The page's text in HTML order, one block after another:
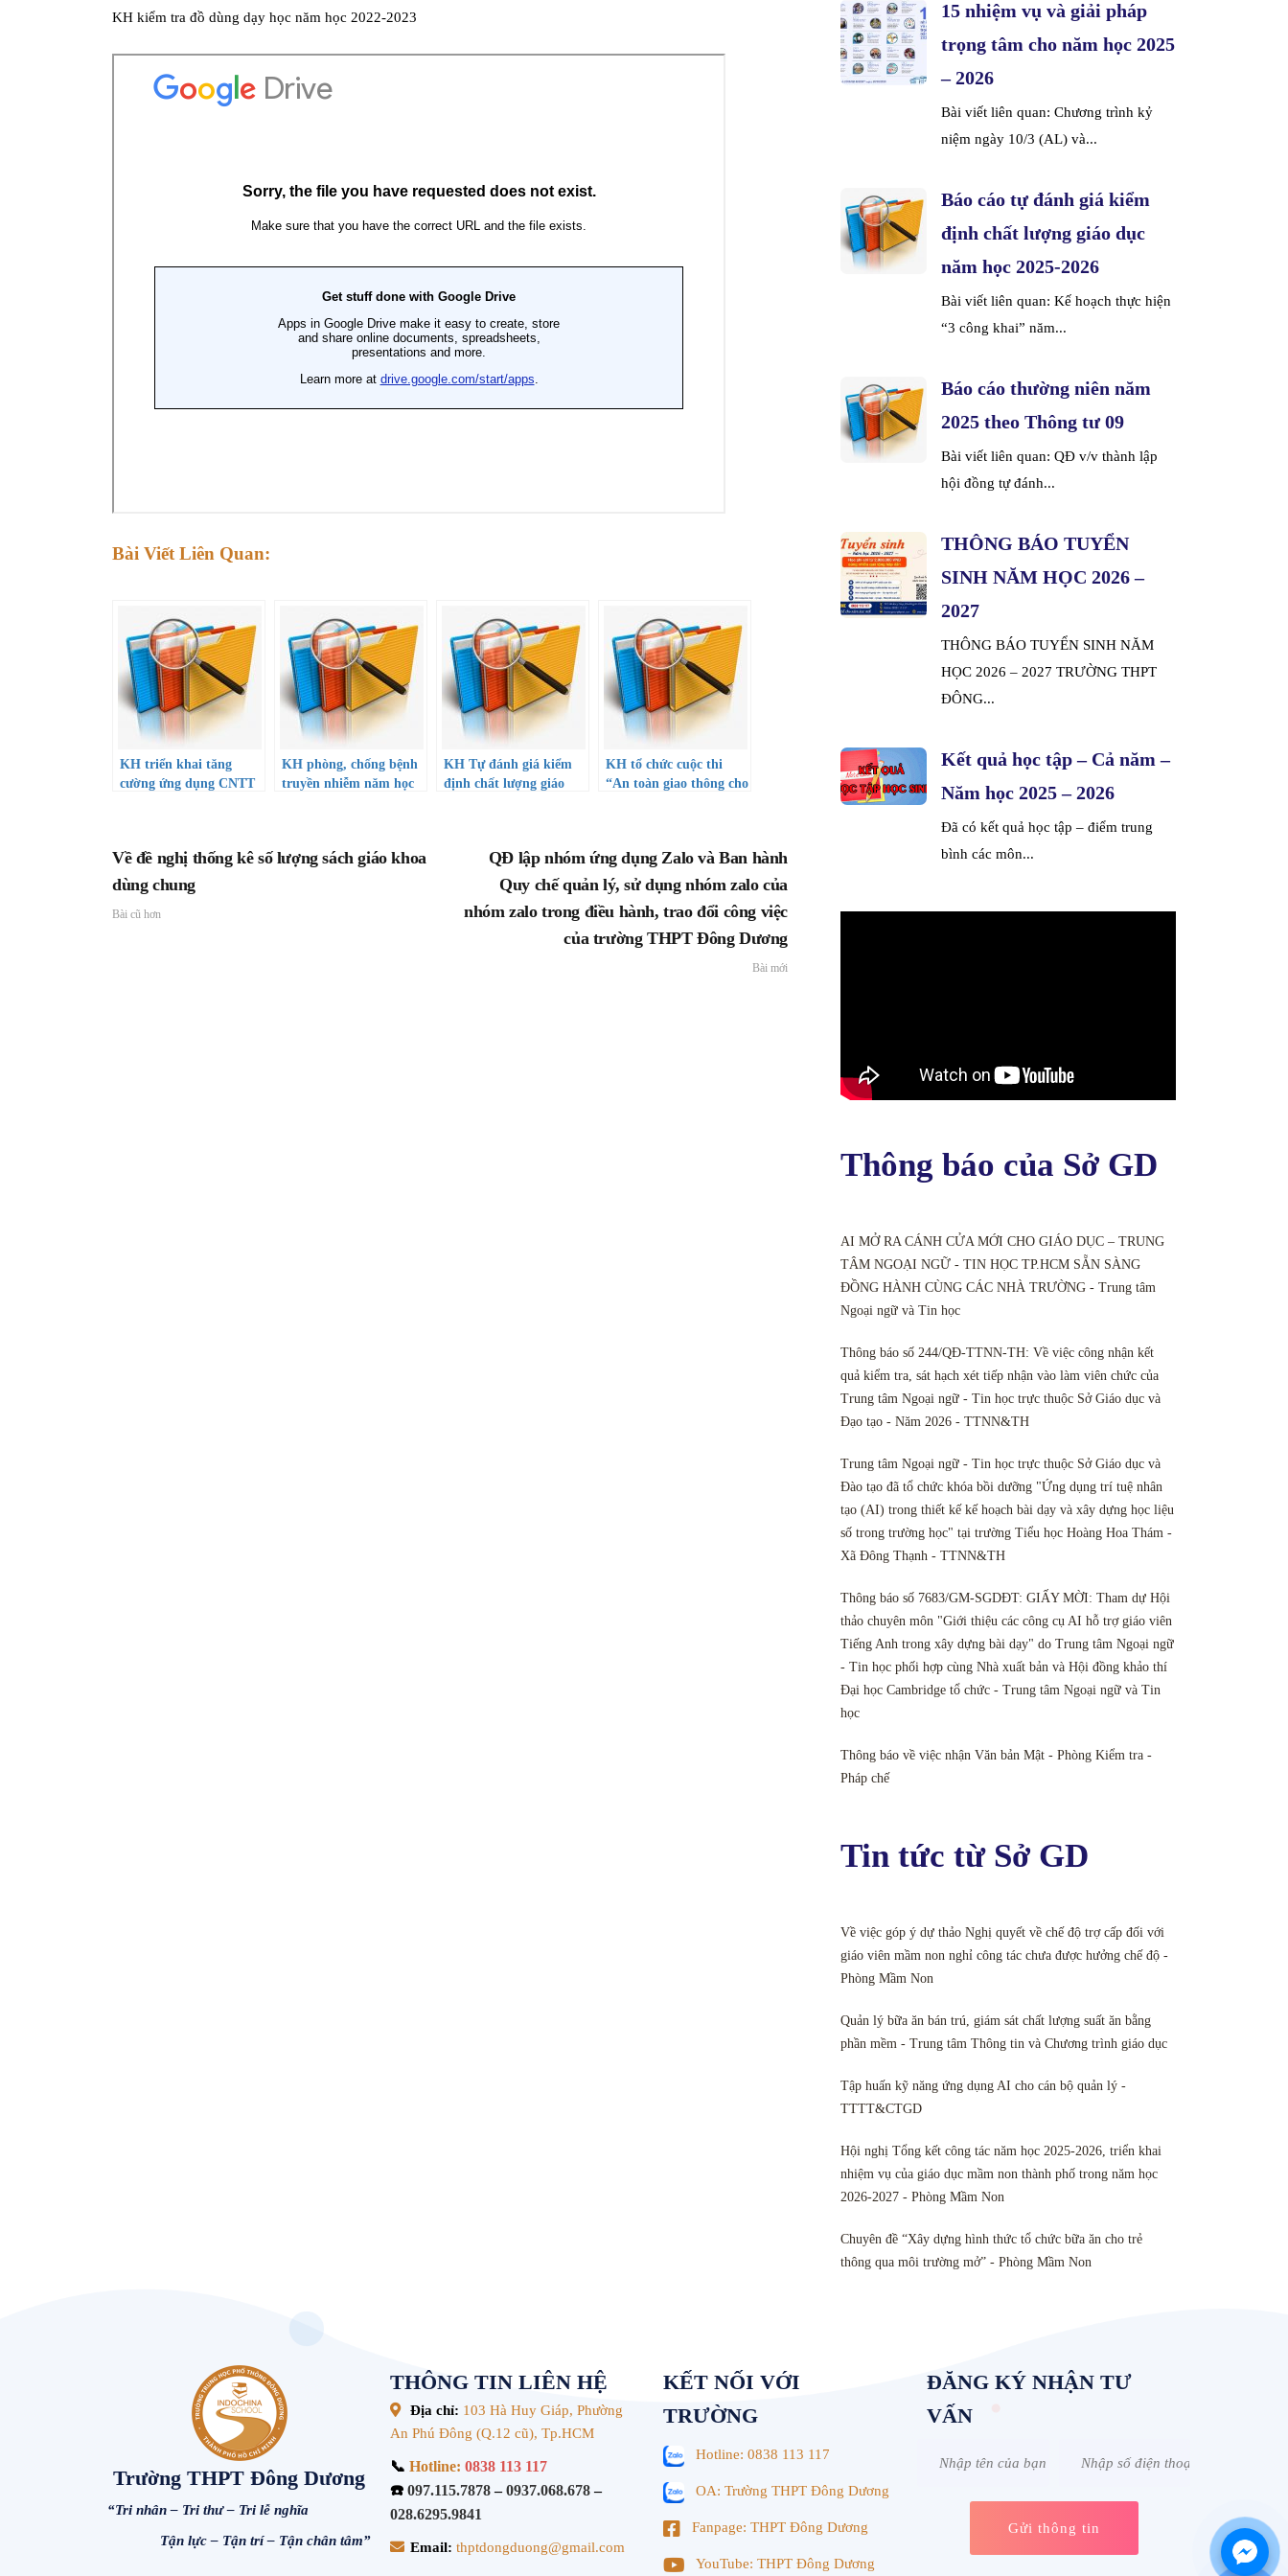
KH kiểm tra đồ dùng dạy học năm học 2022-2023
Bài Viết Liên Quan:
KH triển khai tăng
cường ứng dụng CNTT
KH phòng, chống bệnh
truyền nhiễm năm học
KH Tự đánh giá kiểm
định chất lượng giáo
KH tổ chức cuộc thi
“An toàn giao thông cho
Về đề nghị thống kê số lượng sách giáo khoa
dùng chung
Bài cũ hơn
QĐ lập nhóm ứng dụng Zalo và Ban hành
Quy chế quản lý, sử dụng nhóm zalo của
nhóm zalo trong điều hành, trao đổi công việc
của trường THPT Đông Dương
Bài mới
15 nhiệm vụ và giải pháp
trọng tâm cho năm học 2025
– 2026
Bài viết liên quan: Chương trình kỷ
niệm ngày 10/3 (AL) và...
Báo cáo tự đánh giá kiểm
định chất lượng giáo dục
năm học 2025-2026
Bài viết liên quan: Kế hoạch thực hiện
“3 công khai” năm...
Báo cáo thường niên năm
2025 theo Thông tư 09
Bài viết liên quan: QĐ v/v thành lập
hội đồng tự đánh...
THÔNG BÁO TUYỂN
SINH NĂM HỌC 2026 –
2027
THÔNG BÁO TUYỂN SINH NĂM
HỌC 2026 – 2027 TRƯỜNG THPT
ĐÔNG...
Kết quả học tập – Cả năm –
Năm học 2025 – 2026
Đã có kết quả học tập – điểm trung
bình các môn...
Thông báo của Sở GD
AI MỞ RA CÁNH CỬA MỚI CHO GIÁO DỤC – TRUNG
TÂM NGOẠI NGỮ - TIN HỌC TP.HCM SẴN SÀNG
ĐỒNG HÀNH CÙNG CÁC NHÀ TRƯỜNG - Trung tâm
Ngoại ngữ và Tin học
Thông báo số 244/QĐ-TTNN-TH: Về việc công nhận kết
quả kiểm tra, sát hạch xét tiếp nhận vào làm viên chức của
Trung tâm Ngoại ngữ - Tin học trực thuộc Sở Giáo dục và
Đạo tạo - Năm 2026 - TTNN&TH
Trung tâm Ngoại ngữ - Tin học trực thuộc Sở Giáo dục và
Đào tạo đã tổ chức khóa bồi dưỡng "Ứng dụng trí tuệ nhân
tạo (AI) trong thiết kế kế hoạch bài dạy và xây dựng học liệu
số trong trường học" tại trường Tiểu học Hoàng Hoa Thám -
Xã Đông Thạnh - TTNN&TH
Thông báo số 7683/GM-SGDĐT: GIẤY MỜI: Tham dự Hội
thảo chuyên môn "Giới thiệu các công cụ AI hỗ trợ giáo viên
Tiếng Anh trong xây dựng bài dạy" do Trung tâm Ngoại ngữ
- Tin học phối hợp cùng Nhà xuất bản và Hội đồng khảo thí
Đại học Cambridge tổ chức - Trung tâm Ngoại ngữ và Tin
học
Thông báo về việc nhận Văn bản Mật - Phòng Kiểm tra -
Pháp chế
Tin tức từ Sở GD
Về việc góp ý dự thảo Nghị quyết về chế độ trợ cấp đối với
giáo viên mầm non nghỉ công tác chưa được hưởng chế độ -
Phòng Mầm Non
Quản lý bữa ăn bán trú, giám sát chất lượng suất ăn bằng
phần mềm - Trung tâm Thông tin và Chương trình giáo dục
Tập huấn kỹ năng ứng dụng AI cho cán bộ quản lý -
TTTT&CTGD
Hội nghị Tổng kết công tác năm học 2025-2026, triển khai
nhiệm vụ của giáo dục mầm non thành phố trong năm học
2026-2027 - Phòng Mầm Non
Chuyên đề “Xây dựng hình thức tổ chức bữa ăn cho trẻ
thông qua môi trường mở” - Phòng Mầm Non
Trường THPT Đông Dương
“Tri nhân – Tri thư – Tri lễ nghĩa
Tận lực – Tận trí – Tận chân tâm”
THÔNG TIN LIÊN HỆ
Địa chỉ: 103 Hà Huy Giáp, Phường
An Phú Đông (Q.12 cũ), Tp.HCM
📞 Hotline: 0838 113 117
☎️ 097.115.7878–0937.068.678–
028.6295.9841
Email: thptdongduong@gmail.com
KẾT NỐI VỚI
TRƯỜNG
Hotline: 0838 113 117
OA: Trường THPT Đông Dương
Fanpage: THPT Đông Dương
YouTube: THPT Đông Dương
ĐĂNG KÝ NHẬN TƯ
VẤN